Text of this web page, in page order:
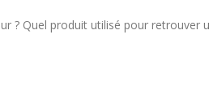
? Quel produit utilisé pour retrouver